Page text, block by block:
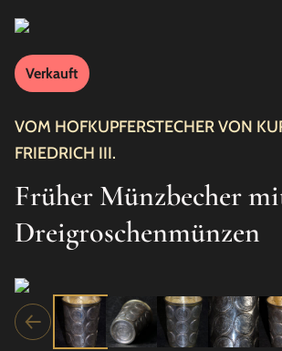
Verkauft
VOM HOFKUPFERSTECHER VON
FRIEDRICH III.
Früher Münzbecher
Dreigroschenmünzen